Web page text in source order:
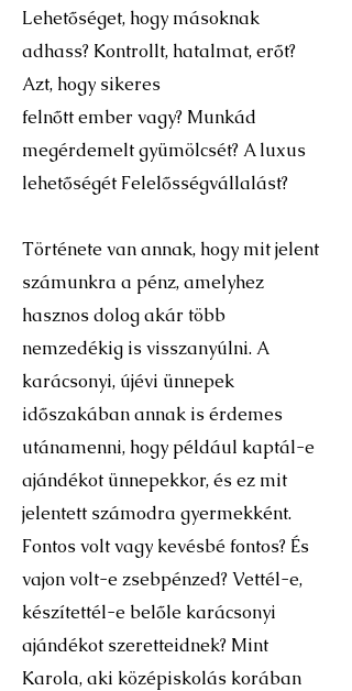
Lehetőséget, hogy másoknak
adhass? Kontrollt, hatalmat, erőt?
Azt, hogy sikeres
felnőtt ember vagy? Munkád
megérdemelt gyümölcsét? A luxus
lehetőségét Felelősségvállalást?
Története van annak, hogy mit jelent
számunkra a pénz, amelyhez
hasznos dolog akár több
nemzedékig is visszanyúlni. A
karácsonyi, újévi ünnepek
időszakában annak is érdemes
utánamenni, hogy például kaptál-e
ajándékot ünnepekkor, és ez mit
jelentett számodra gyermekként.
Fontos volt vagy kevésbé fontos? És
vajon volt-e zsebpénzed? Vettél-e,
készítettél-e belőle karácsonyi
ajándékot szeretteidnek? Mint
Karola, aki középiskolás korában